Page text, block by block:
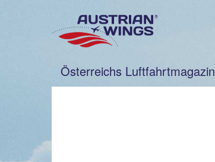
Österreichs Luftfahrtmagazin